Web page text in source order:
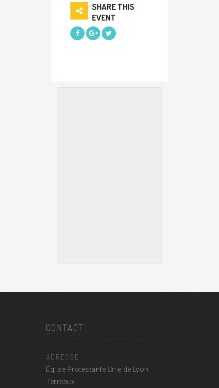
SHARE THIS
EVENT
CONTACT
ADRESSE
Église Protestante Unie de Lyon
Terreaux